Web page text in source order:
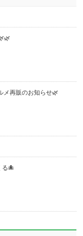
メ再販のお知らせ🌿
る🐙